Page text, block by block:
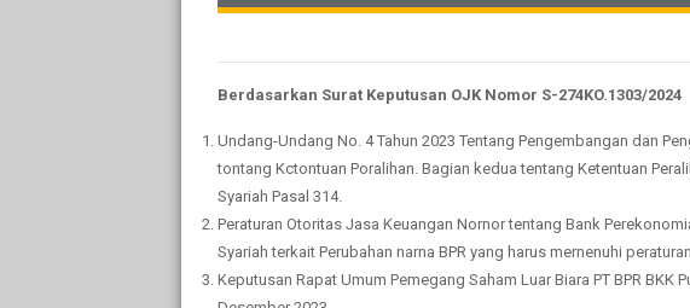
Berdasarkan Surat Keputusan OJK Nomor S-274KO.1303/2024
Undang-Undang No. 4 Tahun 2023 Tentang Pengembangan dan
tontang Kctontuan Poralihan. Bagian kedua tentang Ketentuan
Syariah Pasal 314.
Peraturan Otoritas Jasa Keuangan Nornor tentang Bank
Syariah terkait Perubahan narna BPR yang harus mernenuhi
Keputusan Rapat Umum Pemegang Saham Luar Biara PT BPR BKK